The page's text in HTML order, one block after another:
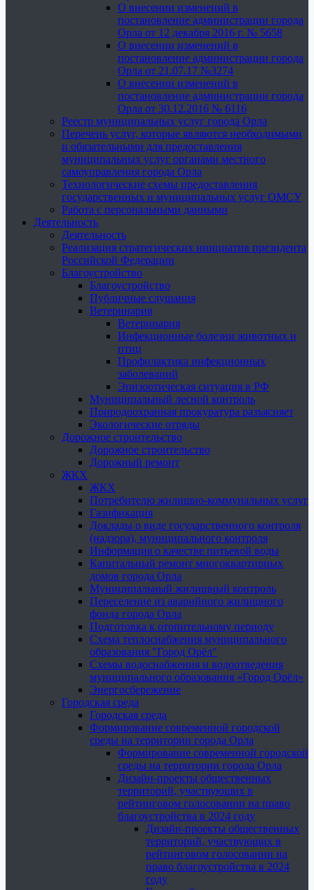
О внесении изменений в
постановление администрации города
Орла от 12 декабря 2016 г. № 5658
О внесении изменений в
постановление администрации города
Орла от 21.07.17 №3274
О внесении изменений в
постановление администрации города
Орла от 30.12.2016 № 6116
Реестр муниципальных услуг города Орла
Перечень услуг, которые являются необходимыми
и обязательными для предоставления
муниципальных услуг органами местного
самоуправления города Орла
Технологические схемы предоставления
государственных и муниципальных услуг ОМСУ
Работа с персональными данными
Деятельность
Деятельность
Реализация стратегических инициатив президента
Российской Федерации
Благоустройство
Благоустройство
Публичные слушания
Ветеринария
Ветеринария
Инфекционные болезни животных и
птиц
Профилактика инфекционных
заболеваний
Эпизоотическая ситуация в РФ
Муниципальный лесной контроль
Природоохранная прокуратура разъясняет
Экологические отряды
Дорожное строительство
Дорожное строительство
Дорожный ремонт
ЖКХ
ЖКХ
Потребителю жилищно-коммунальных услуг
Газификация
Доклады о виде государственного контроля
(надзора), муниципального контроля
Информация о качестве питьевой воды
Капитальный ремонт многоквартирных
домов города Орла
Муниципальный жилищный контроль
Переселение из аварийного жилищного
фонда города Орла
Подготовка к отопительному периоду
Схема теплоснабжения муниципального
образования "Город Орёл"
Схемы водоснабжения и водоотведения
муниципального образования «Город Орёл»
Энергосбережение
Городская среда
Городская среда
Формирование современной городской
среды на территории города Орла
Формирование современной городской
среды на территории города Орла
Дизайн-проекты общественных
территорий, участвующих в
рейтинговом голосовании на право
благоустройства в 2024 году
Дизайн-проекты общественных
территорий, участвующих в
рейтинговом голосовании на
право благоустройства в 2024
году